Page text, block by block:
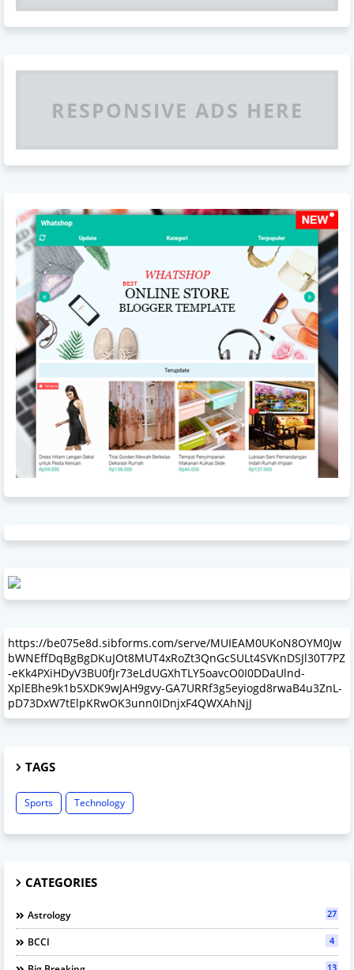
RESPONSIVE ADS HERE
https://be075e8d.sibforms.com/serve/MUIEAM0UKoN8OYM0Jw
bWNEffDqBgBgDKuJOt8MUT4xRoZt3QnGcSULt4SVKnDSJl30T7PZ
-eKk4PXiHDyV3BU0fJr73eLdUGXhTLY5oavcO0I0DDaUlnd-
XplEBhe9k1b5XDK9wJAH9gvy-GA7URRf3g5eyiogd8rwaB4u3ZnL-
pD73DxW7tElpKRwOK3unn0IDnjxF4QWXAhNjJ
TAGS
Sports Technology
CATEGORIES
Astrology 27
BCCI 4
13